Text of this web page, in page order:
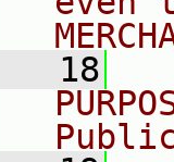
18